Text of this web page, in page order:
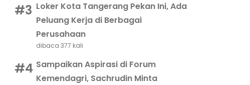
#3 Loker Kota Tangerang Pekan Ini, Ada
Peluang Kerja di Berbagai
Perusahaan
dibaca 377 kali
#4 Sampaikan Aspirasi di Forum
Kemendagri, Sachrudin Minta